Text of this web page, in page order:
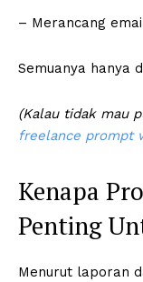
– Merancang
Semuanya hanya
(Kalau tidak mau
freelance prompt
Kenapa
Penting
Menurut laporan